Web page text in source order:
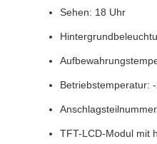
Sehen: 18 Uhr
Betriebstemperatur:
TFT-LCD-Modul mit